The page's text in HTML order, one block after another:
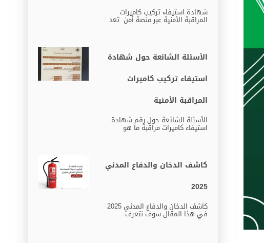
شهادة استيفاء تركيب كاميرات
المراقبة الأمنية عبر منصة أمن تعد
الأسئلة الشائعة حول شهادة
استيفاء تركيب كاميرات
المراقبة الأمنية
الأسئلة الشائعة حول رقم شهادة
استيفاء كاميرات مراقبة ما هو
كاشف الدخان والدفاع المدني
2025
كاشف الدخان والدفاع المدني 2025
في هذا المقال سوف نتعرف